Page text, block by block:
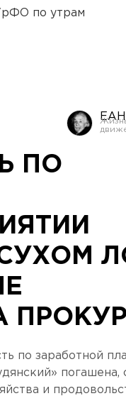
по утрам
ПО
по заработной
и